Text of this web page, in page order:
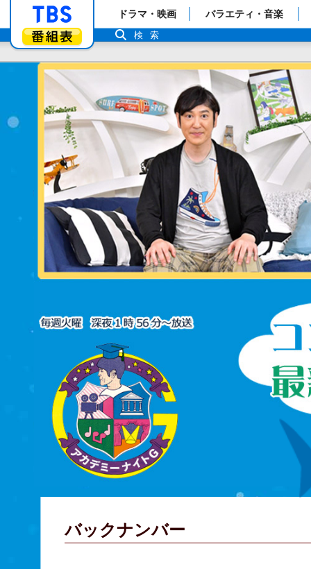
「TBSテレビ」トップページ
番組表
ドラマ・映画 バラエティ・音楽
検索
バックナンバー